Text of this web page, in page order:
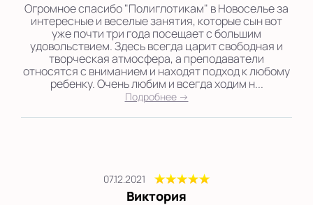
Огромное спасибо "Полиглотикам" в Новоселье за
интересные и веселые занятия, которые сын вот
уже почти три года посещает с большим
удовольствием. Здесь всегда царит свободная и
творческая атмосфера, а преподаватели
относятся с вниманием и находят подход к любому
ребенку. Очень любим и всегда ходим н...
Подробнее →
07.12.2021
Виктория